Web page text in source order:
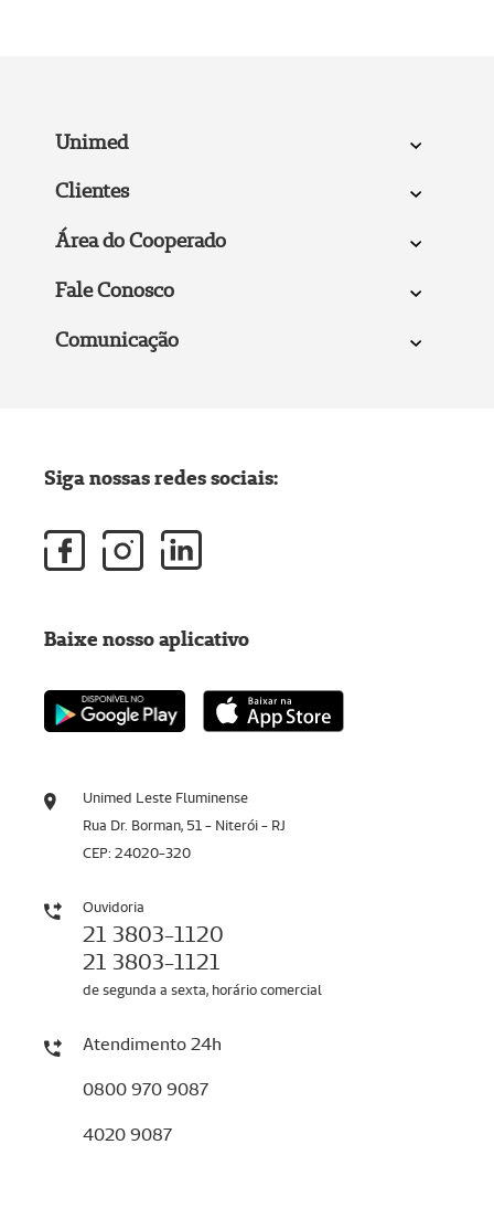
Unimed
Clientes
Área do Cooperado
Fale Conosco
Comunicação
Unimed Leste Fluminense
Rua Dr. Borman, 51 - Niterói - RJ
CEP: 24020-320
Ouvidoria
21 3803-1120
21 3803-1121
de segunda a sexta, horário comercial
Atendimento 24h
0800 970 9087
4020 9087
Siga nossas redes sociais:
Baixe nosso aplicativo